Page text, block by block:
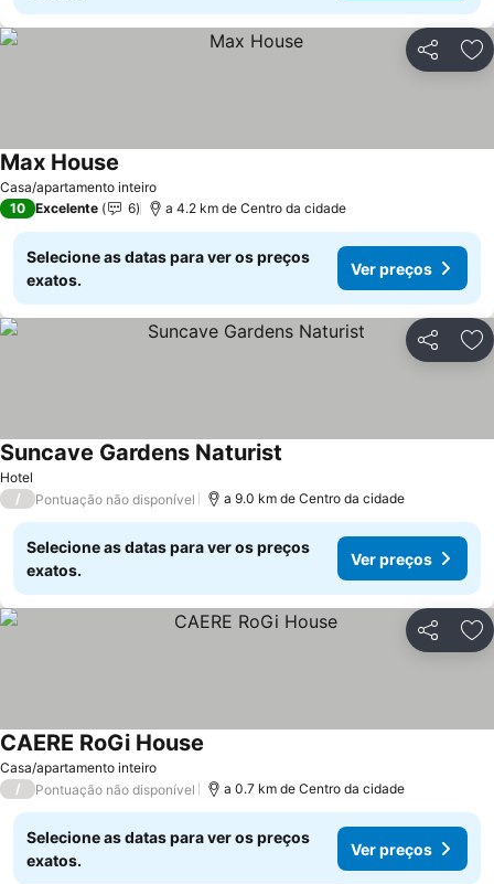
Partilhar
Casa/apartamento inteiro
Max House
10 Excelente 6 a 4.2 km de Centro da cidade
Selecione as datas para ver os preços
exatos.
Ver preços
Partilhar
Hotel
Suncave Gardens Naturist
/ Pontuação não disponível a 9.0 km de Centro da cidade
Selecione as datas para ver os preços
exatos.
Ver preços
Partilhar
Casa/apartamento inteiro
CAERE RoGi House
/ Pontuação não disponível a 0.7 km de Centro da cidade
Selecione as datas para ver os preços
exatos.
Ver preços